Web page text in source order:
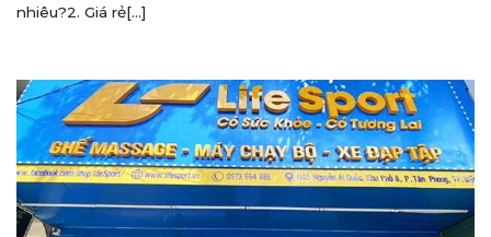
nhiêu?2. Giá rẻ[...]